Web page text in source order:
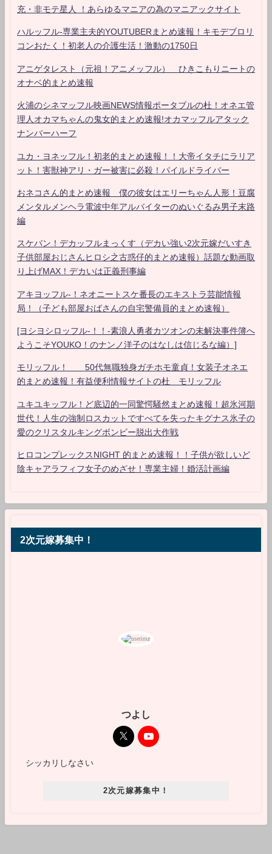
充・非モテ星人 ！あらゆるマニアの為のマニアックサイト
ハルッフル-専業主夫的YOUTUBERまとめ速報！キモデブロリ
コンおたく！初老人の介護生活！激動の1750日
アニゲタレスト（元祖！アニメッフル） ひきこもりニートの
オナベ的まとめ速報
火浦のシネマッフル映画NEWS情報ポータブルの杜！オネエ管
理人オカマちゃんの鬼女的まとめ速報!オカマッフルアタック
ナンバーハーフ
ユカ・ヨネッフル！初老的まとめ速報！！大帝イタチにラリア
ット！害獣神アリ・ガー被害に必殺！パイルドライバー
おネコさん的まとめ速報 僕の彼女はエリーちゃん人形！豆腐
メンタルメンヘラ電波中年アルバイターのぬいぐるみ男子末路
編
スケバン！デカッフルまっくす（デカい強い2次元嫁だいすき
子供部屋おじさんヒロシ之古惑仔的まとめ速報）話題な動画取
り上げMAX！デカいは正義刑事編
アキヨッフル-！ネオニートスケ番長のエキストラ芸能情報
局！（子ども部屋おばさんの自宅警備員的まとめ速報）
[ヨシヨシロッフル-！！-素浪人勇者カツオンの未解決事件簿へ
ようこそYOUKO！のナンノ洋子のはなしは信じるな編）]
モリッフル！ 50代無職独身ガチホモ童貞！女装子オネエ
的まとめ速報！有益便利情報サイトの杜 モリッフル
ユキユキッフル！ど底辺的一同驚愕騒然まとめ速報！超氷河期
世代！人生の強制ロスカットですべてを失ったキグナス氷子の
愛のクリスタルキングボンビー脱出大作戦
ヒロコンプレックスNIGHT 的まとめ速報！！子供が欲しいど
陰キャアラフィフ女子のめざせ！専業主婦！婚活計画編
2次元嫁募集中！
つよし
シッカリしなさい
2次元嫁募集中！